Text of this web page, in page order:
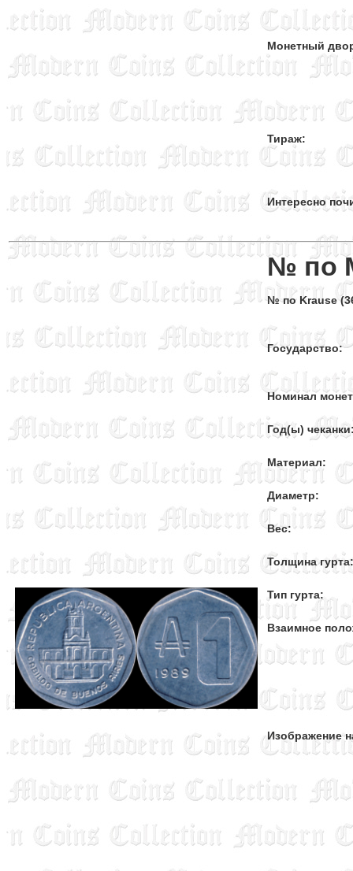
Монетный
Тираж:
Интересно
№ по
№ по Krause
Государство:
Номинал
Год(ы)
Материал:
Диаметр:
Вес:
Толщина гурта:
Тип гурта:
Взаимное
Изображение